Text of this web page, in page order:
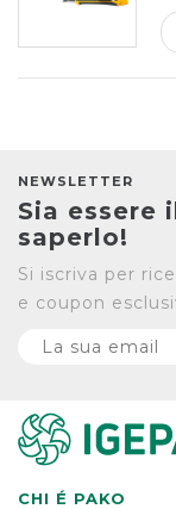
NEWSLETTER
Sia essere
saperlo!
Si iscriva per
e coupon
CHI É PAKO